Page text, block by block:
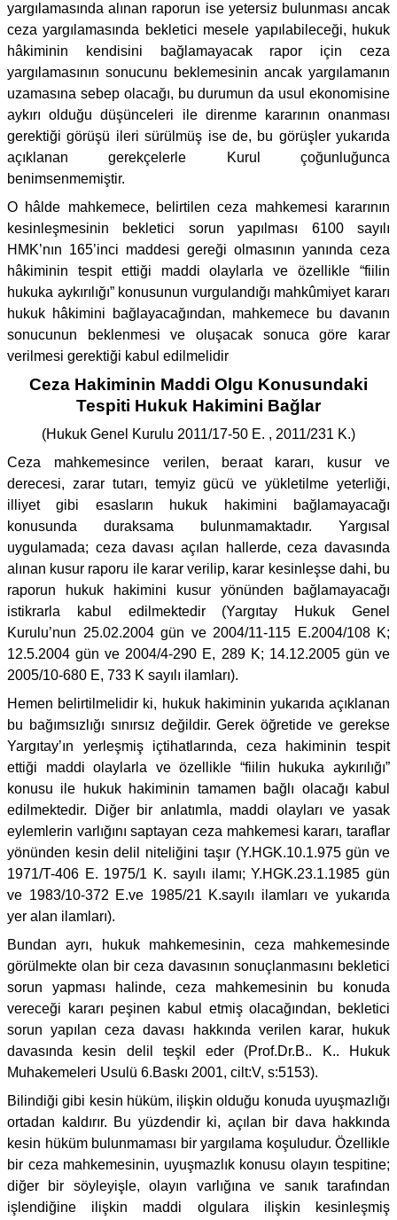
yargılamasında alınan raporun ise yetersiz bulunması ancak
ceza yargılamasında bekletici mesele yapılabileceği, hukuk
hâkiminin kendisini bağlamayacak rapor için ceza
yargılamasının sonucunu beklemesinin ancak yargılamanın
uzamasına sebep olacağı, bu durumun da usul ekonomisine
aykırı olduğu düşünceleri ile direnme kararının onanması
gerektiği görüşü ileri sürülmüş ise de, bu görüşler yukarıda
açıklanan gerekçelerle Kurul çoğunluğunca
benimsenmemiştir.
O hâlde mahkemece, belirtilen ceza mahkemesi kararının
kesinleşmesinin bekletici sorun yapılması 6100 sayılı
HMK’nın 165’inci maddesi gereği olmasının yanında ceza
hâkiminin tespit ettiği maddi olaylarla ve özellikle “fiilin
hukuka aykırılığı” konusunun vurgulandığı mahkûmiyet kararı
hukuk hâkimini bağlayacağından, mahkemece bu davanın
sonucunun beklenmesi ve oluşacak sonuca göre karar
verilmesi gerektiği kabul edilmelidir
Ceza Hakiminin Maddi Olgu Konusundaki
Tespiti Hukuk Hakimini Bağlar
(Hukuk Genel Kurulu 2011/17-50 E. , 2011/231 K.)
Ceza mahkemesince verilen, beraat kararı, kusur ve
derecesi, zarar tutarı, temyiz gücü ve yükletilme yeterliği,
illiyet gibi esasların hukuk hakimini bağlamayacağı
konusunda duraksama bulunmamaktadır. Yargısal
uygulamada; ceza davası açılan hallerde, ceza davasında
alınan kusur raporu ile karar verilip, karar kesinleşse dahi, bu
raporun hukuk hakimini kusur yönünden bağlamayacağı
istikrarla kabul edilmektedir (Yargıtay Hukuk Genel
Kurulu’nun 25.02.2004 gün ve 2004/11-115 E.2004/108 K;
12.5.2004 gün ve 2004/4-290 E, 289 K; 14.12.2005 gün ve
2005/10-680 E, 733 K sayılı ilamları).
Hemen belirtilmelidir ki, hukuk hakiminin yukarıda açıklanan
bu bağımsızlığı sınırsız değildir. Gerek öğretide ve gerekse
Yargıtay’ın yerleşmiş içtihatlarında, ceza hakiminin tespit
ettiği maddi olaylarla ve özellikle “fiilin hukuka aykırılığı”
konusu ile hukuk hakiminin tamamen bağlı olacağı kabul
edilmektedir. Diğer bir anlatımla, maddi olayları ve yasak
eylemlerin varlığını saptayan ceza mahkemesi kararı, taraflar
yönünden kesin delil niteliğini taşır (Y.HGK.10.1.975 gün ve
1971/T-406 E. 1975/1 K. sayılı ilamı; Y.HGK.23.1.1985 gün
ve 1983/10-372 E.ve 1985/21 K.sayılı ilamları ve yukarıda
yer alan ilamları).
Bundan ayrı, hukuk mahkemesinin, ceza mahkemesinde
görülmekte olan bir ceza davasının sonuçlanmasını bekletici
sorun yapması halinde, ceza mahkemesinin bu konuda
vereceği kararı peşinen kabul etmiş olacağından, bekletici
sorun yapılan ceza davası hakkında verilen karar, hukuk
davasında kesin delil teşkil eder (Prof.Dr.B.. K.. Hukuk
Muhakemeleri Usulü 6.Baskı 2001, cilt:V, s:5153).
Bilindiği gibi kesin hüküm, ilişkin olduğu konuda uyuşmazlığı
ortadan kaldırır. Bu yüzdendir ki, açılan bir dava hakkında
kesin hüküm bulunmaması bir yargılama koşuludur. Özellikle
bir ceza mahkemesinin, uyuşmazlık konusu olayın tespitine;
diğer bir söyleyişle, olayın varlığına ve sanık tarafından
işlendiğine ilişkin maddi olgulara ilişkin kesinleşmiş